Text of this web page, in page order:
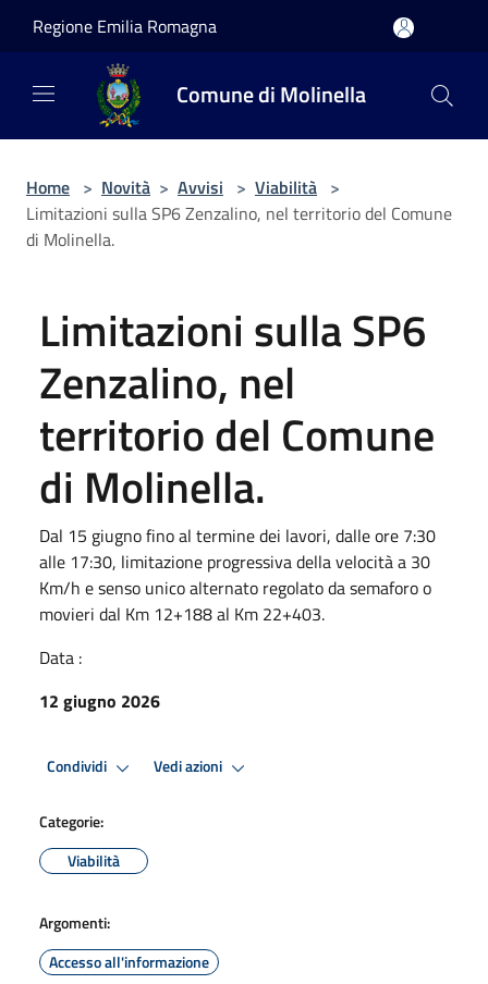
Regione Emilia Romagna
Comune di Molinella
Home > Novità > Avvisi > Viabilità >
Limitazioni sulla SP6 Zenzalino, nel territorio del Comune
di Molinella.
Limitazioni sulla SP6
Zenzalino, nel
territorio del Comune
di Molinella.
Dal 15 giugno fino al termine dei lavori, dalle ore 7:30
alle 17:30, limitazione progressiva della velocità a 30
Km/h e senso unico alternato regolato da semaforo o
movieri dal Km 12+188 al Km 22+403.
Data :
12 giugno 2026
Condividi Vedi azioni
Categorie:
Viabilità
Argomenti:
Accesso all'informazione